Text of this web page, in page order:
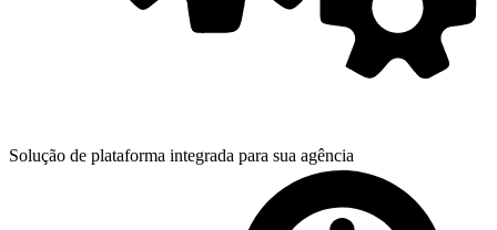
Solução de plataforma integrada para sua agência